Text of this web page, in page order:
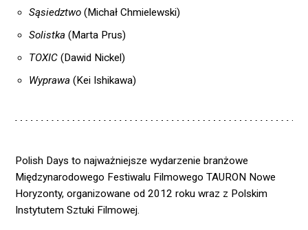
Sąsiedztwo (Michał Chmielewski)
Solistka (Marta Prus)
TOXIC (Dawid Nickel)
Wyprawa (Kei Ishikawa)
Polish Days to najważniejsze wydarzenie branżowe
Międzynarodowego Festiwalu Filmowego TAURON Nowe
Horyzonty, organizowane od 2012 roku wraz z Polskim
Instytutem Sztuki Filmowej.